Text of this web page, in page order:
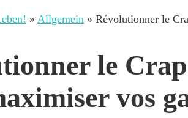
» Allgemein » Révolutionner le
le
vos